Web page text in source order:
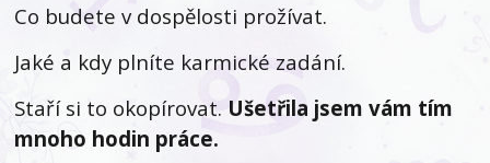
Co budete v dospělosti prožívat.
Jaké a kdy plníte karmické zadání.
Staří si to okopírovat. Ušetřila jsem vám tím
mnoho hodin práce.